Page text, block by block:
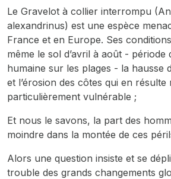
Le Gravelot à collier interrompu
alexandrinus) est une espèce
France et en Europe. Ses
même le sol d’avril à août -
humaine sur les plages - la hausse
et l’érosion des côtes qui en résulte
particulièrement vulnérable ;
Et nous le savons, la part des
moindre dans la montée de ces
Alors une question insiste et se
trouble des grands changements